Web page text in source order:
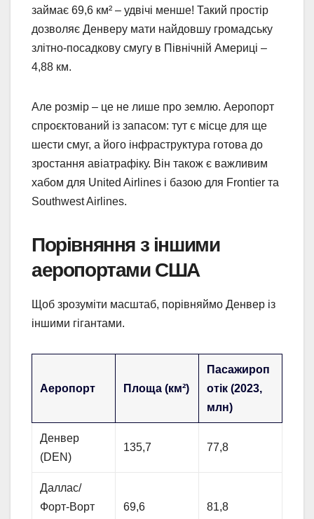
займає 69,6 км² – удвічі менше! Такий простір
дозволяє Денверу мати найдовшу громадську
злітно-посадкову смугу в Північній Америці –
4,88 км.
Але розмір – це не лише про землю. Аеропорт
спроєктований із запасом: тут є місце для ще
шести смуг, а його інфраструктура готова до
зростання авіатрафіку. Він також є важливим
хабом для United Airlines і базою для Frontier та
Southwest Airlines.
Порівняння з іншими
аеропортами США
Щоб зрозуміти масштаб, порівняймо Денвер із
іншими гігантами.
Аеропорт Площа (км²)
Пасажироп
отік (2023,
млн)
Денвер
(DEN)
135,7 77,8
Даллас/
Форт-Ворт
69,6 81,8